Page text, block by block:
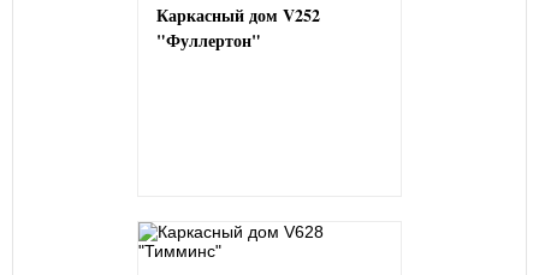
Каркасный дом V252
"Фуллертон"